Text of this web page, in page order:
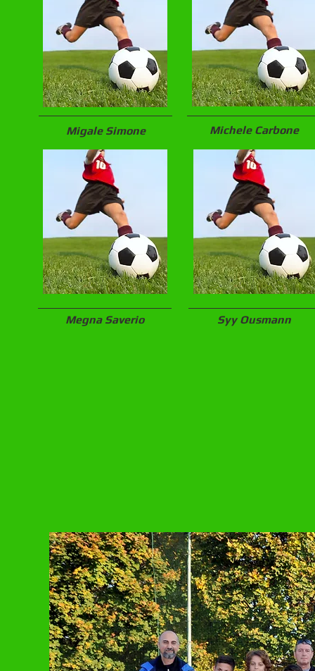
Migale Simone
Megna Saverio
Michele Carbone
Syy Ousmann